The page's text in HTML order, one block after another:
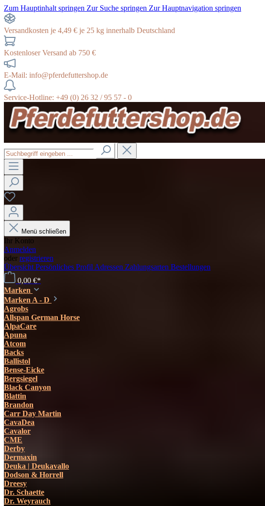
Zum Hauptinhalt springen Zur Suche springen Zur Hauptnavigation springen
Versandkosten je 4,49 € je 25 kg innerhalb Deutschland
Kostenloser Versand ab 750 €
E-Mail: info@pferdefuttershop.de
Service-Hotline: +49 (0) 26 32 / 95 57 - 0
Menü schließen
Ihr Konto
Anmelden
oder registrieren
Übersicht Persönliches Profil Adressen Zahlungsarten Bestellungen
0,00 €*
Marken
Marken A - D
Agrobs
Allspan German Horse
AlpaCare
Apuna
Atcom
Backs
Ballistol
Bense-Eicke
Bergsiegel
Black Canyon
Blattin
Brandon
Carr Day Martin
CavaDea
Cavalor
CME
Derby
Dermaxin
Deuka | Deukavallo
Dodson & Horrell
Dreesy
Dr. Schaette
Dr. Weyrauch